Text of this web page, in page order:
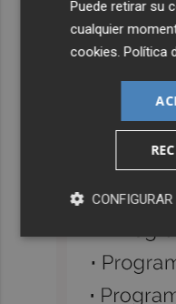
Puede retirar su
cualquier
cookies .Política
CONFIGURAR